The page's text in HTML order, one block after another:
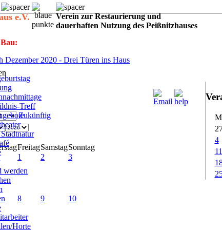
e.V.
Verein zur Restaurierung und
dauerhaften Nutzung des Peißnitzhauses
Dezember 2020 - Drei Türen ins Haus
Treff
werden
Horte
4
11
Zukünftig
FreitagSamstagSonntag
1 2 3
8 9 10